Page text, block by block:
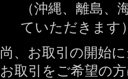
（沖縄、離島
ていただきます
尚、お取引の開始
お取引をご希望の